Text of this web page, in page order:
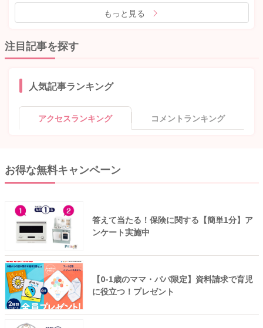
もっと見る
注目記事を探す
人気記事ランキング
アクセスランキング コメントランキング
お得な無料キャンペーン
答えて当たる！保険に関する【簡単1分】ア
ンケート実施中
【0-1歳のママ・パパ限定】資料請求で育児
に役立つ！プレゼント